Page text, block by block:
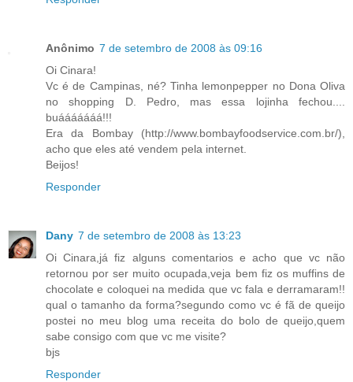
Anônimo 7 de setembro de 2008 às 09:16
Oi Cinara!
Vc é de Campinas, né? Tinha lemonpepper no Dona Oliva
no shopping D. Pedro, mas essa lojinha fechou....
buááááááá!!!
Era da Bombay (http://www.bombayfoodservice.com.br/),
acho que eles até vendem pela internet.
Beijos!
Responder
Dany 7 de setembro de 2008 às 13:23
Oi Cinara,já fiz alguns comentarios e acho que vc não
retornou por ser muito ocupada,veja bem fiz os muffins de
chocolate e coloquei na medida que vc fala e derramaram!!
qual o tamanho da forma?segundo como vc é fã de queijo
postei no meu blog uma receita do bolo de queijo,quem
sabe consigo com que vc me visite?
bjs
Responder